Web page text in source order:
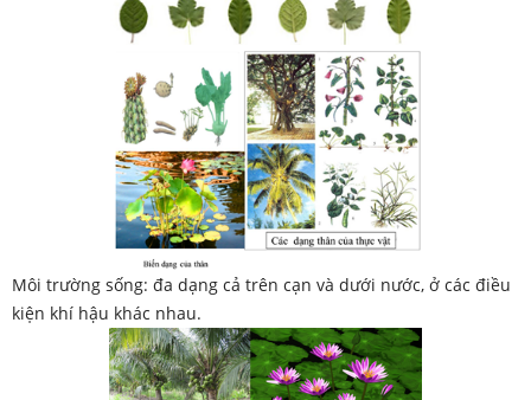
Môi trường sống: đa dạng cả trên cạn và dưới nước, ở các điều
kiện khí hậu khác nhau.